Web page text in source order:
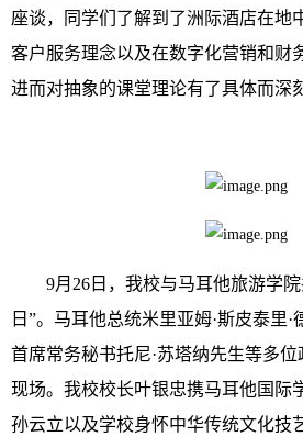
座谈，同学们了解到了洲际酒店在地
客户服务理念以及在数字化营销和财
进而对抽象的课堂理论有了具体而深
9月26日，我校与马耳他旅游学
日”。马耳他总统米里亚姆·斯皮泰里·
首席常务秘书托尼·苏塔纳先生等多
现场。我校校长叶银忠携马耳他国际
孙云立以及学校身怀中华传统文化技